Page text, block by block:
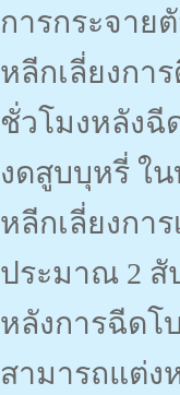
การกระจาย
หลีกเลี่ยงกา
ชั่วโมงหลังฉี
งดสูบบุหรี่ ใ
หลีกเลี่ยงกา
ประมาณ 2 สั
หลังการฉีดโ
สามารถแต่ง